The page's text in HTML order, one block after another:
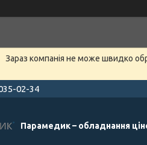
Зараз компанія не може швидко
02-34
Парамедик – обладнання